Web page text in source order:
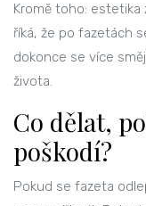
Kromě toho:
říká, že po fazetách
dokonce se více
života.
Co dělat,
poškodí?
Pokud se fazeta